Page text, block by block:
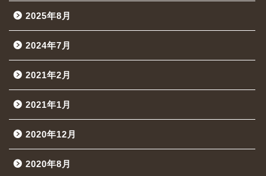
2025年8月
2024年7月
2021年2月
2021年1月
2020年12月
2020年8月